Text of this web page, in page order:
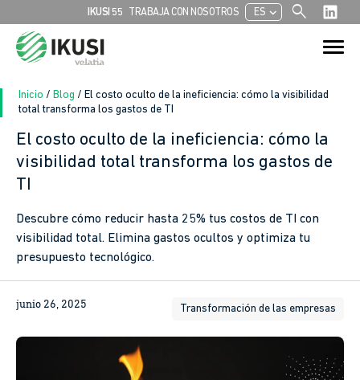
IKUSI 55 TRABAJA CON NOSOTROS ESchevron_left search
Buscar:
Botón de
Inicio / Blog / El costo oculto de la ineficiencia: cómo la visibilidad
total transforma los gastos de TI
El costo oculto de la ineficiencia: cómo la
visibilidad total transforma los gastos de
TI
Descubre cómo reducir hasta 25% tus costos de TI con
visibilidad total. Elimina gastos ocultos y optimiza tu
presupuesto tecnológico.
junio 26, 2025 Transformación de las empresas